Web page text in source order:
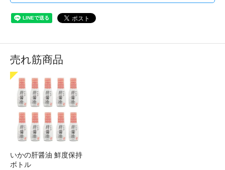
売れ筋商品
いかの肝醤油 鮮度保持
ボトル